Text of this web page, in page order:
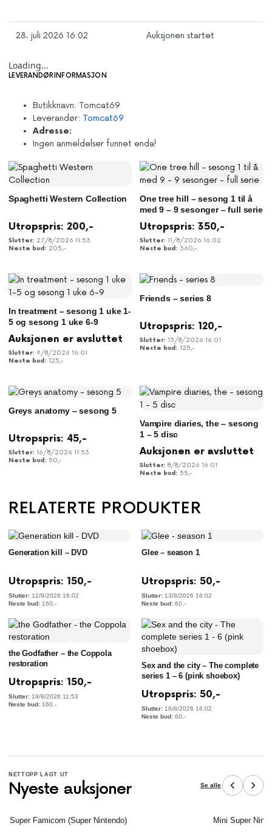
28. juli 2026 16:02 Auksjonen startet
Loading...
LEVERANDØRINFORMASJON
Butikknavn: Tomcat69
Leverandør: Tomcat69
Adresse:
Ingen anmeldelser funnet enda!
Spaghetti Western Collection
Utropspris: 200,-
27/8/2026 11:53
205,-
One tree hill – sesong 1 til å
med 9 – 9 sesonger – full serie
Utropspris: 350,-
11/8/2026 16:02
360,-
In treatment – sesong 1 uke 1-
5 og sesong 1 uke 6-9
Auksjonen er avsluttet
9/8/2026 16:01
125,-
Friends – series 8
Utropspris: 120,-
13/8/2026 16:01
125,-
Greys anatomy – sesong 5
Utropspris: 45,-
16/8/2026 11:53
50,-
Vampire diaries, the – sesong
1 – 5 disc
Auksjonen er avsluttet
8/8/2026 16:01
55,-
RELATERTE PRODUKTER
Generation kill – DVD
Utropspris: 150,-
12/8/2026 16:02
160,-
Glee – season 1
Utropspris: 50,-
13/8/2026 16:02
60,-
the Godfather – the Coppola
restoration
Utropspris: 150,-
19/8/2026 11:53
160,-
Sex and the city – The complete
series 1 – 6 (pink shoebox)
Utropspris: 50,-
16/8/2026 16:02
60,-
NETTOPP LAGT UT
Nyeste auksjoner Se alle
Super Famicom (Super Nintendo) Mini Super